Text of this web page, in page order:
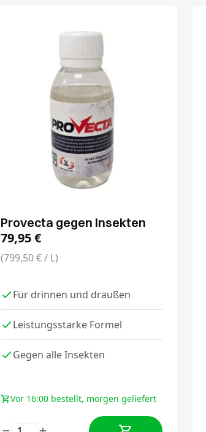
Provecta gegen Insekten
79,95€
(799,50 € / L)
Für drinnen und draußen
Leistungsstarke Formel
Gegen alle Insekten
Vor 16:00 bestellt, morgen geliefert